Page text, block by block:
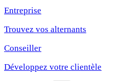
Entreprise
Trouvez vos alternants
Conseiller
Développez votre clientèle